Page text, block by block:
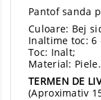
Pantof sanda
Culoare: Bej
Inaltime toc: 6
Toc: Inalt;
Material: Piele.
TERMEN DE
(Aproximativ